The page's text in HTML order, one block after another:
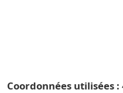
Coordonnées utilisées :